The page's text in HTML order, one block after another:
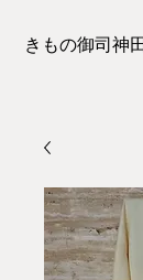
きもの御司神田